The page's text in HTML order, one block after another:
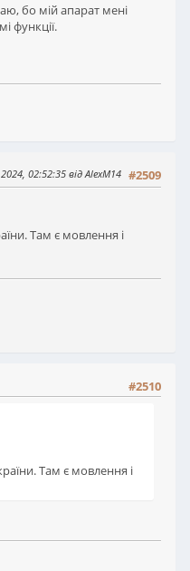
бо мій апарат мені
функції.
#2509
02:52:35 від AlexM14
Там є мовлення і
#2510
Там є мовлення і